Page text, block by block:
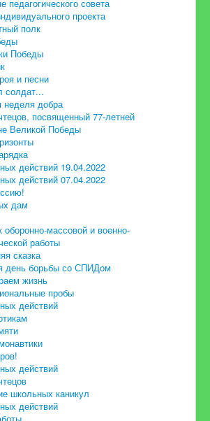
педагогического совета
проекта
полк
Победы
и песни
солдат...
неделя добра
посвященный 77-летней
Великой Победы
действий 19.04.2022
действий 07.04.2022
дам
оборонно-массовой и военно-
работы
сказка
день борьбы со СПИДом
жизнь
пробы
действий
действий
школьных каникул
действий